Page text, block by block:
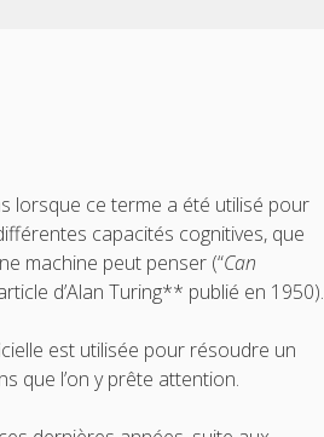
lorsque ce terme a été utilisé pour
capacités cognitives, que
machine peut penser (“Can
d’Alan Turing** publié en 1950).
est utilisée pour résoudre un
que l’on y prête attention.